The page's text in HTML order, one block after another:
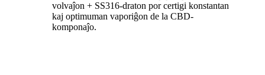
volvaĵon + SS316-draton por certigi konstantan
kaj optimuman vaporiĝon de la CBD-
komponaĵo.